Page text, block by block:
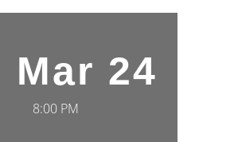
Mar 24
8:00 PM